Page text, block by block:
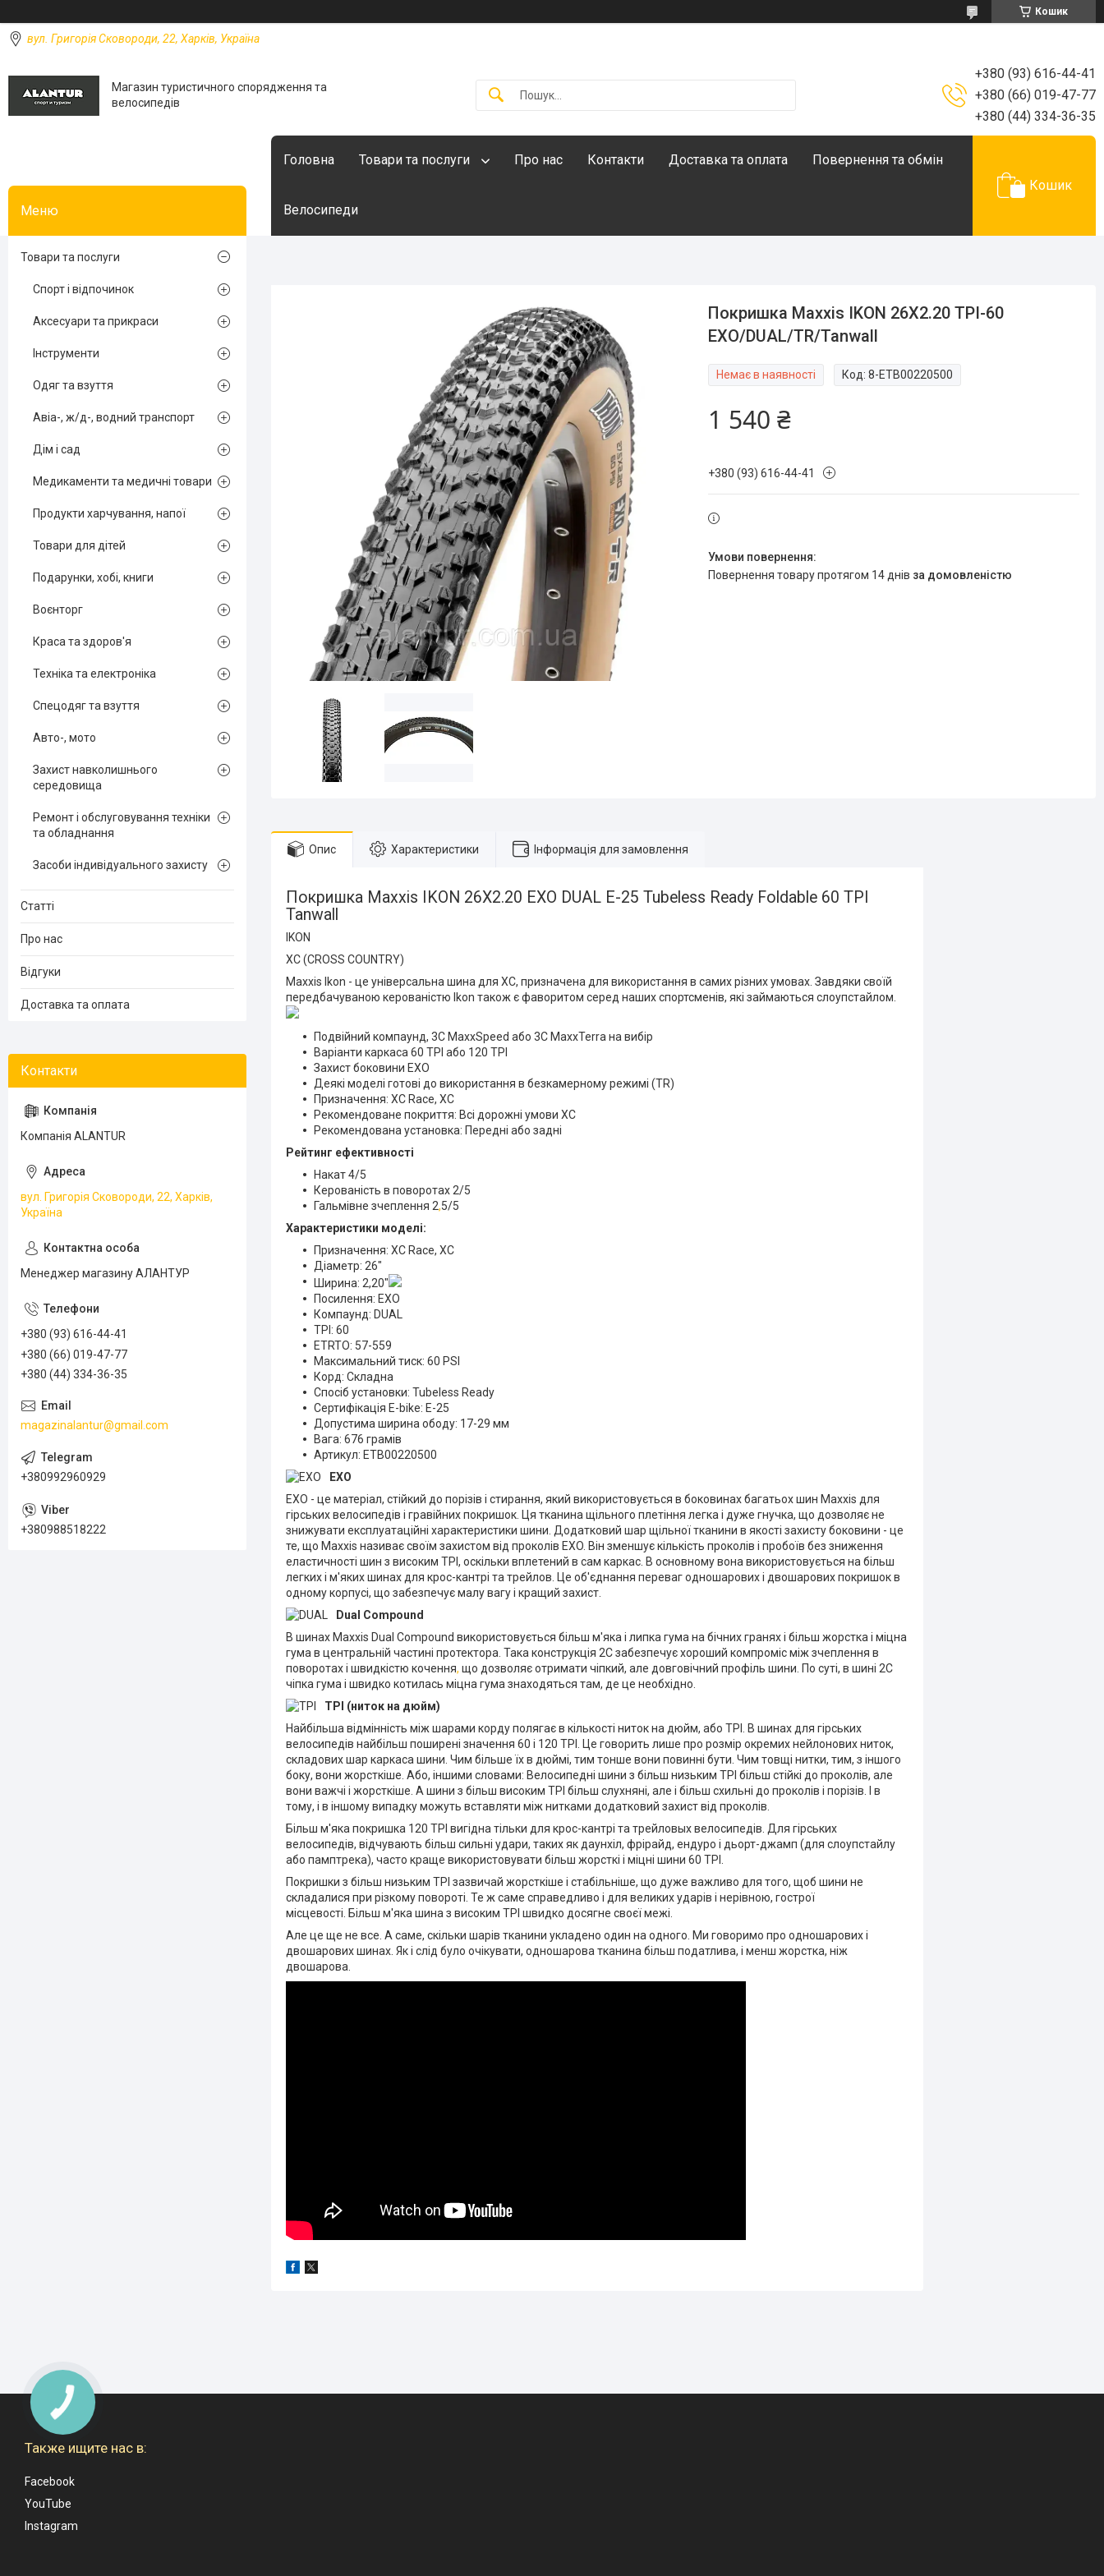
Кошик
вул. Григорія Сковороди, 22, Харків, Україна
Магазин туристичного спорядження та
велосипедів
+380 (93) 616-44-41
+380 (66) 019-47-77
+380 (44) 334-36-35
Головна Товари та послуги Про нас Контакти Доставка та оплата Повернення та обмін
Велосипеди
Кошик
Покришка Maxxis IKON 26X2.20 TPI-60
EXO/DUAL/TR/Tanwall
Немає в наявності Код:8-ETB00220500
1 540 ₴
+380 (93) 616-44-41
повернення товару протягом 14 днів за домовленістю
Опис Характеристики Інформація для замовлення
Покришка Maxxis IKON 26X2.20 EXO DUAL E-25 Tubeless Ready Foldable 60 TPI
Tanwall
IKON
XC (CROSS COUNTRY)
Maxxis Ikon - це універсальна шина для XC, призначена для використання в самих різних умовах. Завдяки своїй
передбачуваною керованістю Ikon також є фаворитом серед наших спортсменів, які займаються слоупстайлом.
Подвійний компаунд, 3C MaxxSpeed або 3C MaxxTerra на вибір
Варіанти каркаса 60 TPI або 120 TPI
Захист боковини EXO
Деякі моделі готові до використання в безкамерному режимі (TR)
Призначення: XC Race, XC
Рекомендоване покриття: Всі дорожні умови XC
Рекомендована установка: Передні або задні
Рейтинг ефективності
Накат 4/5
Керованість в поворотах 2/5
Гальмівне зчеплення 2,5/5
Характеристики моделі:
Призначення: XC Race, XC
Діаметр: 26"
Ширина: 2,20"
Посилення: EXO
Компаунд: DUAL
TPI: 60
ETRTO: 57-559
Максимальний тиск: 60 PSI
Корд: Складна
Спосіб установки: Tubeless Ready
Сертифікація E-bike: E-25
Допустима ширина ободу: 17-29 мм
Вага: 676 грамів
Артикул: ETB00220500
EXO
EXO - це матеріал, стійкий до порізів і стирання, який використовується в боковинах багатьох шин Maxxis для
гірських велосипедів і гравійних покришок. Ця тканина щільного плетіння легка і дуже гнучка, що дозволяє не
знижувати експлуатаційні характеристики шини. Додатковий шар щільної тканини в якості захисту боковини - це
те, що Maxxis називає своїм захистом від проколів EXO. Він зменшує кількість проколів і пробоїв без зниження
еластичності шин з високим TPI, оскільки вплетений в сам каркас. В основному вона використовується на більш
легких і м'яких шинах для крос-кантрі та трейлов. Це об'єднання переваг одношарових і двошарових покришок в
одному корпусі, що забезпечує малу вагу і кращий захист.
Dual Compound
В шинах Maxxis Dual Compound використовується більш м'яка і липка гума на бічних гранях і більш жорстка і міцна
гума в центральній частині протектора. Така конструкція 2C забезпечує хороший компроміс між зчеплення в
поворотах і швидкістю кочення, що дозволяє отримати чіпкий, але довговічний профіль шини. По суті, в шині 2C
чіпка гума і швидко котилась міцна гума знаходяться там, де це необхідно.
TPI (ниток на дюйм)
Найбільша відмінність між шарами корду полягає в кількості ниток на дюйм, або TPI. В шинах для гірських
велосипедів найбільш поширені значення 60 і 120 TPI. Це говорить лише про розмір окремих нейлонових ниток,
складових шар каркаса шини. Чим більше їх в дюймі, тим тонше вони повинні бути. Чим товщі нитки, тим, з іншого
боку, вони жорсткіше. Або, іншими словами: Велосипедні шини з більш низьким TPI більш стійкі до проколів, але
вони важчі і жорсткіше. А шини з більш високим TPI більш слухняні, але і більш схильні до проколів і порізів. І в
тому, і в іншому випадку можуть вставляти між нитками додатковий захист від проколів.
Більш м'яка покришка 120 TPI вигідна тільки для крос-кантрі та трейловых велосипедів. Для гірських
велосипедів, відчувають більш сильні удари, таких як даунхіл, фрірайд, ендуро і дьорт-джамп (для слоупстайлу
або памптрека), часто краще використовувати більш жорсткі і міцні шини 60 TPI.
Покришки з більш низьким TPI зазвичай жорсткіше і стабільніше, що дуже важливо для того, щоб шини не
складалися при різкому повороті. Те ж саме справедливо і для великих ударів і нерівною, гострої
місцевості. Більш м'яка шина з високим TPI швидко досягне своєї межі.
Але це ще не все. А саме, скільки шарів тканини укладено один на одного. Ми говоримо про одношарових і
двошарових шинах. Як і слід було очікувати, одношарова тканина більш податлива, і менш жорстка, ніж
двошарова.
Товари та послуги
Спорт і відпочинок
Аксесуари та прикраси
Інструменти
Одяг та взуття
Авіа-, ж/д-, водний транспорт
Дім і сад
Медикаменти та медичні товари
Продукти харчування, напої
Товари для дітей
Подарунки, хобі, книги
Воєнторг
Краса та здоров'я
Техніка та електроніка
Спецодяг та взуття
Авто-, мото
Захист навколишнього
середовища
Ремонт і обслуговування техніки
та обладнання
Засоби індивідуального захисту
Статті
Про нас
Відгуки
Доставка та оплата
Компанія ALANTUR
вул. Григорія Сковороди, 22, Харків,
Україна
Менеджер магазину АЛАНТУР
+380 (93) 616-44-41
+380 (66) 019-47-77
+380 (44) 334-36-35
magazinalantur@gmail.com
+380992960929
+380988518222
Также ищите нас в:
Facebook
YouTube
Instagram